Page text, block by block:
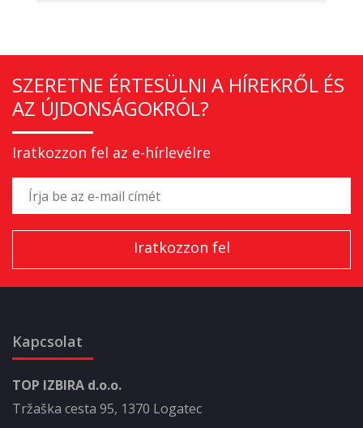
SZERETNE ÉRTESÜLNI A HÍREKRŐL ÉS
AZ ÚJDONSÁGOKRÓL?
Iratkozzon fel az e-hírlevélre
Kapcsolat
TOP IZBIRA d.o.o.
Tržaška cesta 95, 1370 Logatec